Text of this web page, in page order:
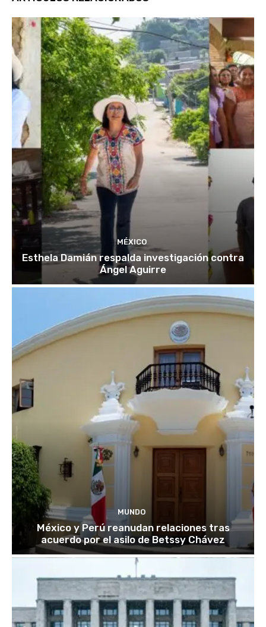
MÉXICO
Esthela Damián respalda investigación contra
Ángel Aguirre
MUNDO
México y Perú reanudan relaciones tras
acuerdo por el asilo de Betssy Chávez